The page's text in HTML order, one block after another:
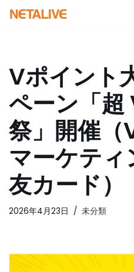
ン
ツ
へ
ス
キ
ッ
プ
Vポイント
ペーン「超
祭」開催（
マーケテ
友カード）
2026年4月23日 未分類